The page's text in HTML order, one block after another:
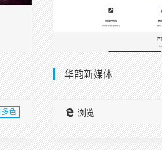
多色
华韵新媒体
浏览